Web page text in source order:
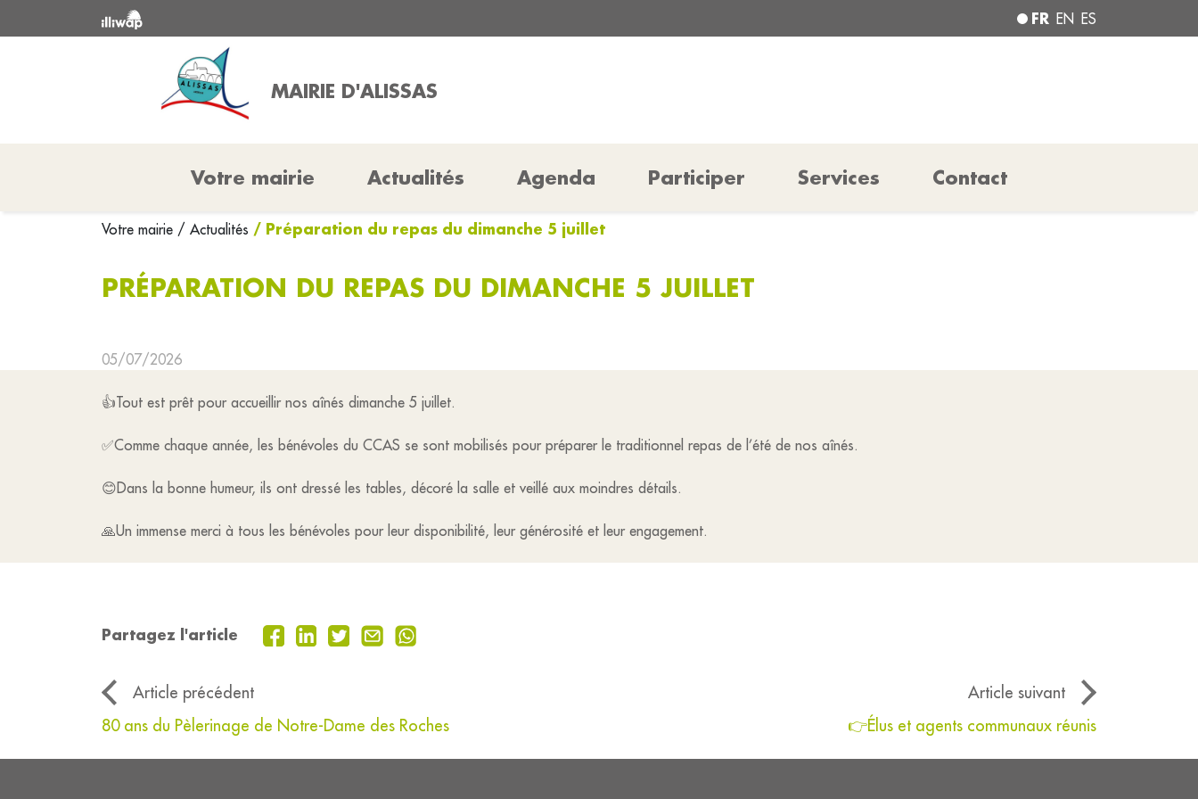
FR EN ES
MAIRIE D'ALISSAS
Votre mairie Actualités Agenda Participer Services Contact
Votre mairie / Actualités / Préparation du repas du dimanche 5 juillet
PRÉPARATION DU REPAS DU DIMANCHE 5 JUILLET
05/07/2026
👍Tout est prêt pour accueillir nos aînés dimanche 5 juillet.
✅Comme chaque année, les bénévoles du CCAS se sont mobilisés pour préparer le traditionnel repas de l’été de nos aînés.
😊Dans la bonne humeur, ils ont dressé les tables, décoré la salle et veillé aux moindres détails.
🙏Un immense merci à tous les bénévoles pour leur disponibilité, leur générosité et leur engagement.
Partagez l'article
Article précédent
Article suivant
80 ans du Pèlerinage de Notre-Dame des Roches
👉Élus et agents communaux réunis